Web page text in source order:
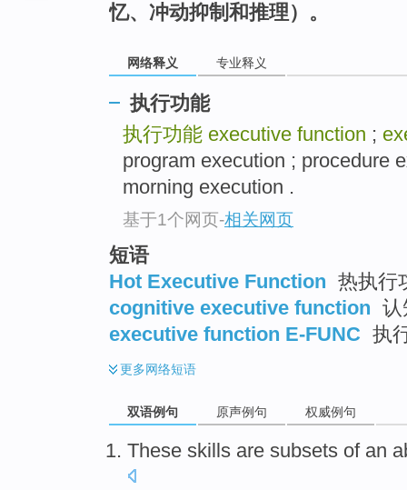
忆、冲动抑制和推理）。
网络释义 专业释义
执行功能
执行功能 executive function ;
program execution ; procedure
morning execution .
基于1个网页-相关网页
短语
Hot Executive Function 热执行
cognitive executive function 认
executive function E-FUNC 执
更多网络短语
双语例句 原声例句 权威例句
These skills are subsets of an